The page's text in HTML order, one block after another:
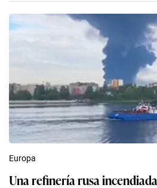
Europa
Una refinería rusa